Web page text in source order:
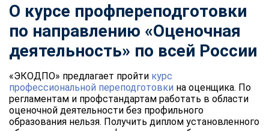
О курсе профпереподготовки
по направлению «Оценочная
деятельность» по всей России
«ЭКОДПО» предлагает пройти курс
профессиональной переподготовки на оценщика. По
регламентам и профстандартам работать в области
оценочной деятельности без профильного
образования нельзя. Получить диплом установленного